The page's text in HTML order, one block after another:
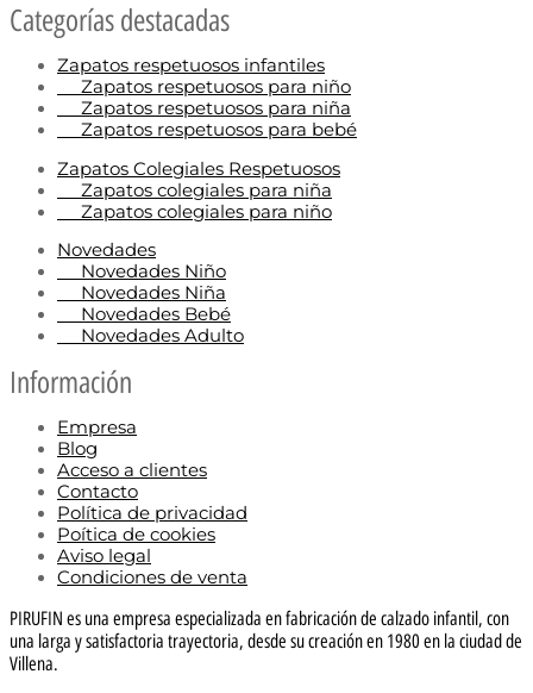
Categorías destacadas
Zapatos respetuosos infantiles
Zapatos respetuosos para niño
Zapatos respetuosos para niña
Zapatos respetuosos para bebé
Zapatos Colegiales Respetuosos
Zapatos colegiales para niña
Zapatos colegiales para niño
Novedades
Novedades Niño
Novedades Niña
Novedades Bebé
Novedades Adulto
Información
Empresa
Blog
Acceso a clientes
Contacto
Política de privacidad
Poítica de cookies
Aviso legal
Condiciones de venta
PIRUFIN es una empresa especializada en fabricación de calzado infantil, con
una larga y satisfactoria trayectoria, desde su creación en 1980 en la ciudad de
Villena.